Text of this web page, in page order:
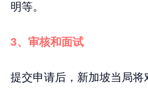
明等。
3、审核和面试
提交申请后，新加坡当局将